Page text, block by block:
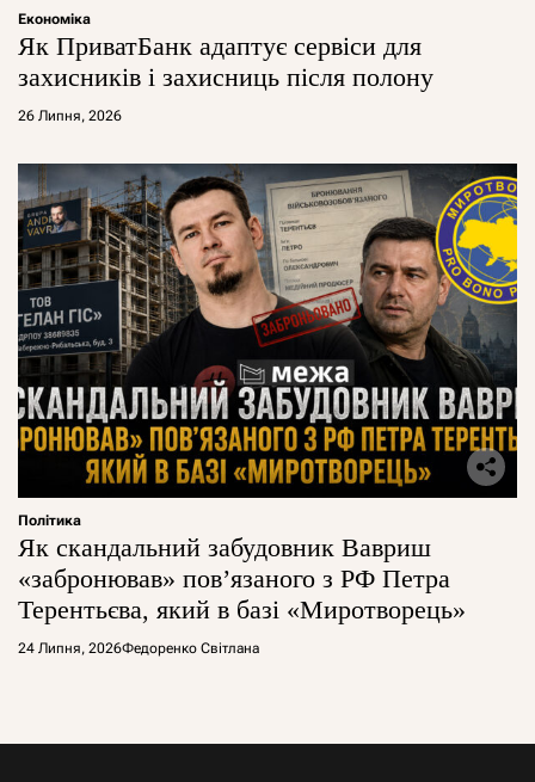
Економіка
Як ПриватБанк адаптує сервіси для
захисників і захисниць після полону
26 Липня, 2026
Політика
Як скандальний забудовник Вавриш
«забронював» повʼязаного з РФ Петра
Терентьєва, який в базі «Миротворець»
24 Липня, 2026Федоренко Світлана